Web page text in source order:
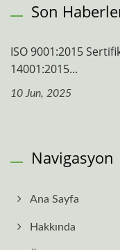
Son
ISO 9001:2015
14001:2015...
10 Jun, 2025
Navigasyon
Ana Sayfa
Hakkında